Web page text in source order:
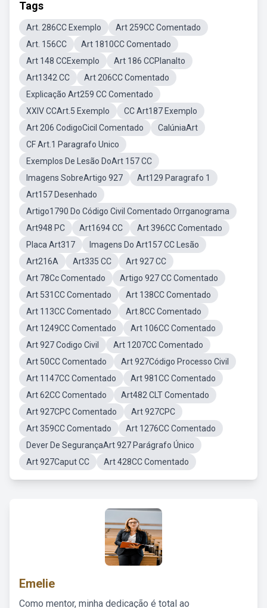
Tags
Art. 286CC Exemplo
Art 259CC Comentado
Art. 156CC
Art 1810CC Comentado
Art 148 CCExemplo
Art 186 CCPlanalto
Art1342 CC
Art 206CC Comentado
Explicação Art259 CC Comentado
XXIV CCArt.5 Exemplo
CC Art187 Exemplo
Art 206 CodigoCicil Comentado
CalúniaArt
CF Art.1 Paragrafo Unico
Exemplos De Lesão DoArt 157 CC
Imagens SobreArtigo 927
Art129 Paragrafo 1
Art157 Desenhado
Artigo1790 Do Código Civil Comentado Orrganograma
Art948 PC
Art1694 CC
Art 396CC Comentado
Placa Art317
Imagens Do Art157 CC Lesão
Art216A
Art335 CC
Art 927 CC
Art 78Cc Comentado
Artigo 927 CC Comentado
Art 531CC Comentado
Art 138CC Comentado
Art 113CC Comentado
Art.8CC Comentado
Art 1249CC Comentado
Art 106CC Comentado
Art 927 Codigo Civil
Art 1207CC Comentado
Art 50CC Comentado
Art 927Código Processo Civil
Art 1147CC Comentado
Art 981CC Comentado
Art 62CC Comentado
Art482 CLT Comentado
Art 927CPC Comentado
Art 927CPC
Art 359CC Comentado
Art 1276CC Comentado
Dever De SegurançaArt 927 Parágrafo Único
Art 927Caput CC
Art 428CC Comentado
Emelie
Como mentor, minha dedicação é total ao